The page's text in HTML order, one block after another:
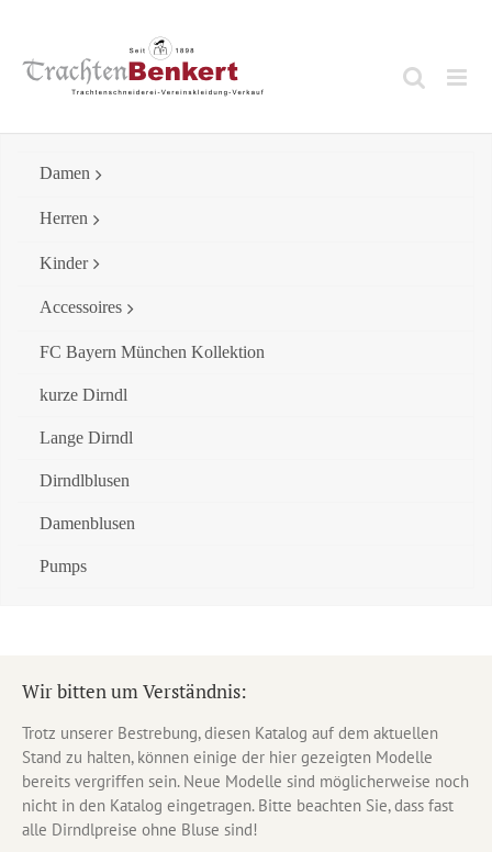
content
Damen
Herren
Kinder
Accessoires
FC Bayern München Kollektion
kurze Dirndl
Lange Dirndl
Dirndlblusen
Damenblusen
Pumps
Wir bitten um Verständnis:
Trotz unserer Bestrebung, diesen Katalog auf dem aktuellen
Stand zu halten, können einige der hier gezeigten Modelle
bereits vergriffen sein. Neue Modelle sind möglicherweise noch
nicht in den Katalog eingetragen. Bitte beachten Sie, dass fast
alle Dirndlpreise ohne Bluse sind!